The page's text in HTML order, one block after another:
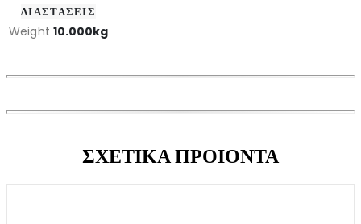
ΔΙΑΣΤΑΣΕΙΣ
Weight 10.000kg
ΣΧΕΤΙΚΑ ΠΡΟΙΟΝΤΑ